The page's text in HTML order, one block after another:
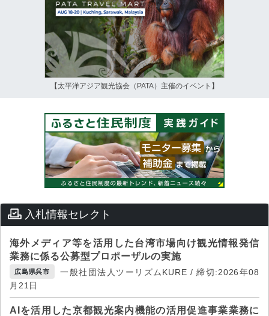
【太平洋アジア観光協会（PATA）主催のイベント】
入札情報セレクト
海外メディア等を活用した台湾市場向け観光情報発信
業務に係る公募型プロポーザルの実施
広島県呉市
一般社団法人ツーリズムKURE / 締切:2026年08
月21日
AIを活用した京都観光案内機能の活用促進事業業務に